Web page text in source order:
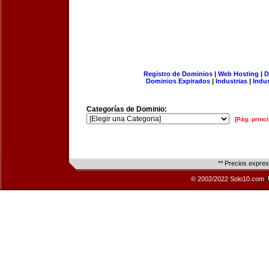
Registro de Dominios| Web Hosting |
Dominios Expirados | Industrias |
Categorías de Dominio:
[Pág.
** Precios
© 2002/2022 Solo10.com